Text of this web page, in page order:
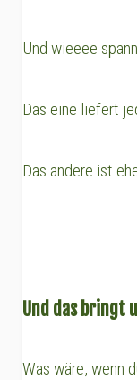
Und wieeee
Das eine liefert
Das andere ist
Und das bringt
Was wäre, wenn